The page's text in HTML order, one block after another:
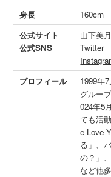
身長
160cm
公式サイト
公式SNS
山下美
Twitter
プロフィール
1999年
グルー
024年5
ても活
e Love
る」、
の？」
など他多